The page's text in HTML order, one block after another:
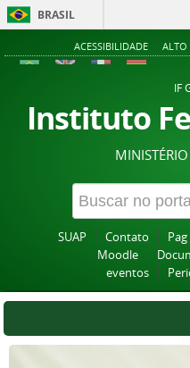
BRASIL
ACESSIBILIDADE ALTO
IF
Instituto
SUAP Contato
Moodle
eventos